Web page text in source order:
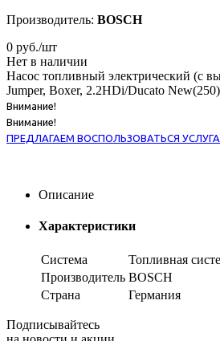
Производитель: BOSCH
0 руб./шт
Нет в наличии
Насос топливный электрический (с
Jumper, Boxer, 2.2HDi/Ducato
Внимание!
Внимание!
ПРЕДЛАГАЕМ ВОСПОЛЬЗОВАТЬСЯ
Описание
Характеристики
Система
Топливная
Производитель BOSCH
Страна
Германия
Подписывайтесь